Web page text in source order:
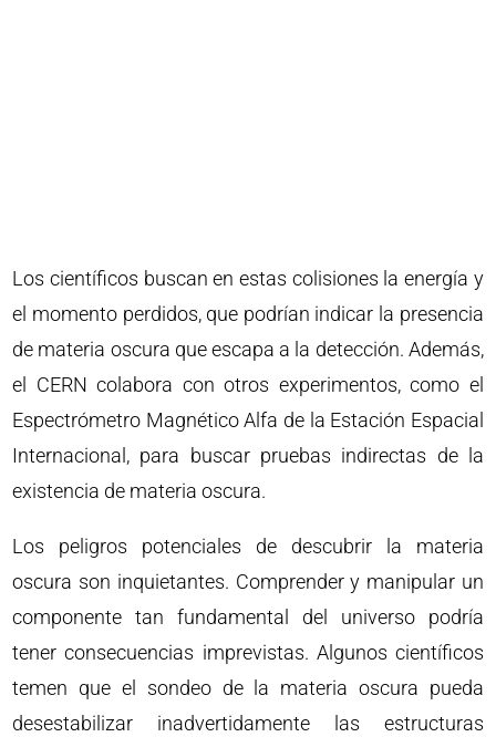
Los científicos buscan en estas colisiones la energía y
el momento perdidos, que podrían indicar la presencia
de materia oscura que escapa a la detección. Además,
el CERN colabora con otros experimentos, como el
Espectrómetro Magnético Alfa de la Estación Espacial
Internacional, para buscar pruebas indirectas de la
existencia de materia oscura.
Los peligros potenciales de descubrir la materia
oscura son inquietantes. Comprender y manipular un
componente tan fundamental del universo podría
tener consecuencias imprevistas. Algunos científicos
temen que el sondeo de la materia oscura pueda
desestabilizar inadvertidamente las estructuras